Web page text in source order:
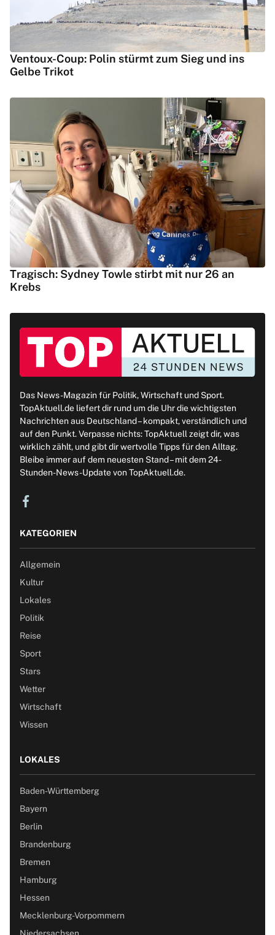
Ventoux-Coup: Polin stürmt zum Sieg und ins
Gelbe Trikot
Tragisch: Sydney Towle stirbt mit nur 26 an
Krebs
Das News-Magazin für Politik, Wirtschaft und Sport.
TopAktuell.de liefert dir rund um die Uhr die wichtigsten
Nachrichten aus Deutschland – kompakt, verständlich und
auf den Punkt. Verpasse nichts: TopAktuell zeigt dir, was
wirklich zählt, und gibt dir wertvolle Tipps für den Alltag.
Bleibe immer auf dem neuesten Stand – mit dem 24-
Stunden-News-Update von TopAktuell.de.
KATEGORIEN
Allgemein
Kultur
Lokales
Politik
Reise
Sport
Stars
Wetter
Wirtschaft
Wissen
LOKALES
Baden-Württemberg
Bayern
Berlin
Brandenburg
Bremen
Hamburg
Hessen
Mecklenburg-Vorpommern